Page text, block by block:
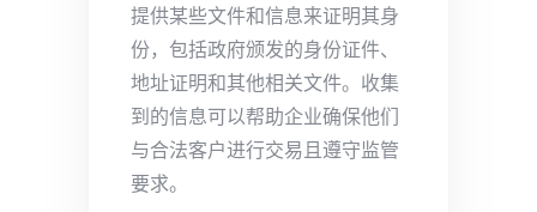
提供某些文件和信息来证明其身
份，包括政府颁发的身份证件、
地址证明和其他相关文件。收集
到的信息可以帮助企业确保他们
与合法客户进行交易且遵守监管
要求。